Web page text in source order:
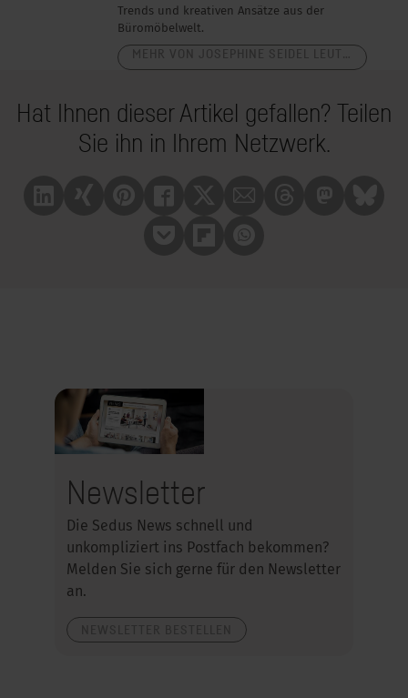
Trends und kreativen Ansätze aus der
Büromöbelwelt.
Hat Ihnen dieser Artikel gefallen? Teilen
Sie ihn in Ihrem Netzwerk.
Newsletter
Die Sedus News schnell und
unkompliziert ins Postfach bekommen?
Melden Sie sich gerne für den Newsletter
an.